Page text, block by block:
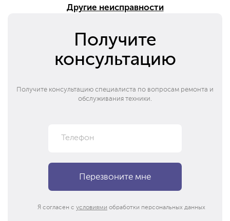
Другие неисправности
Получите
консультацию
Получите консультацию специалиста по вопросам ремонта и
обслуживания техники.
Я согласен с условиями обработки персональных данных